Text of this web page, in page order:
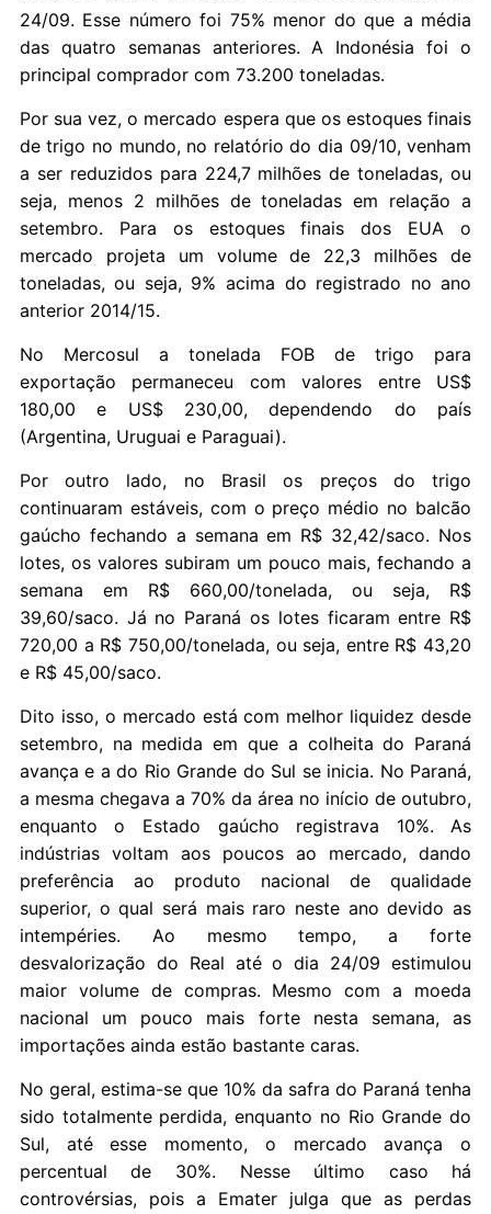
24/09. Esse número foi 75% menor do que a média
das quatro semanas anteriores. A Indonésia foi o
principal comprador com 73.200 toneladas.
Por sua vez, o mercado espera que os estoques finais
de trigo no mundo, no relatório do dia 09/10, venham
a ser reduzidos para 224,7 milhões de toneladas, ou
seja, menos 2 milhões de toneladas em relação a
setembro. Para os estoques finais dos EUA o
mercado projeta um volume de 22,3 milhões de
toneladas, ou seja, 9% acima do registrado no ano
anterior 2014/15.
No Mercosul a tonelada FOB de trigo para
exportação permaneceu com valores entre US$
180,00 e US$ 230,00, dependendo do país
(Argentina, Uruguai e Paraguai).
Por outro lado, no Brasil os preços do trigo
continuaram estáveis, com o preço médio no balcão
gaúcho fechando a semana em R$ 32,42/saco. Nos
lotes, os valores subiram um pouco mais, fechando a
semana em R$ 660,00/tonelada, ou seja, R$
39,60/saco. Já no Paraná os lotes ficaram entre R$
720,00 a R$ 750,00/tonelada, ou seja, entre R$ 43,20
e R$ 45,00/saco.
Dito isso, o mercado está com melhor liquidez desde
setembro, na medida em que a colheita do Paraná
avança e a do Rio Grande do Sul se inicia. No Paraná,
a mesma chegava a 70% da área no início de outubro,
enquanto o Estado gaúcho registrava 10%. As
indústrias voltam aos poucos ao mercado, dando
preferência ao produto nacional de qualidade
superior, o qual será mais raro neste ano devido as
intempéries. Ao mesmo tempo, a forte
desvalorização do Real até o dia 24/09 estimulou
maior volume de compras. Mesmo com a moeda
nacional um pouco mais forte nesta semana, as
importações ainda estão bastante caras.
No geral, estima-se que 10% da safra do Paraná tenha
sido totalmente perdida, enquanto no Rio Grande do
Sul, até esse momento, o mercado avança o
percentual de 30%. Nesse último caso há
controvérsias, pois a Emater julga que as perdas